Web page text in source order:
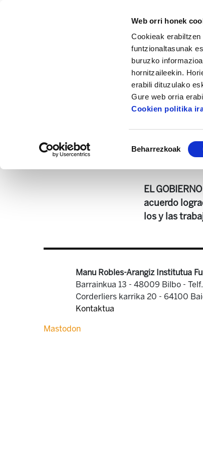
Web orri honek
Cookieak
funtzionaltasunak
buruzko
hornitzaileekin.
erabili dituzulako
Gure web orria
Cookien politika
hautatzea
Beharrezkoak
Dokumentazio zentrua
498.-
EL
acuerdo
los y las
Manu Robles-Arangiz Institutua
Barrainkua 13 - 48009 Bilbo -
Corderliers karrika 20 - 64100
Kontaktua
Mastodon